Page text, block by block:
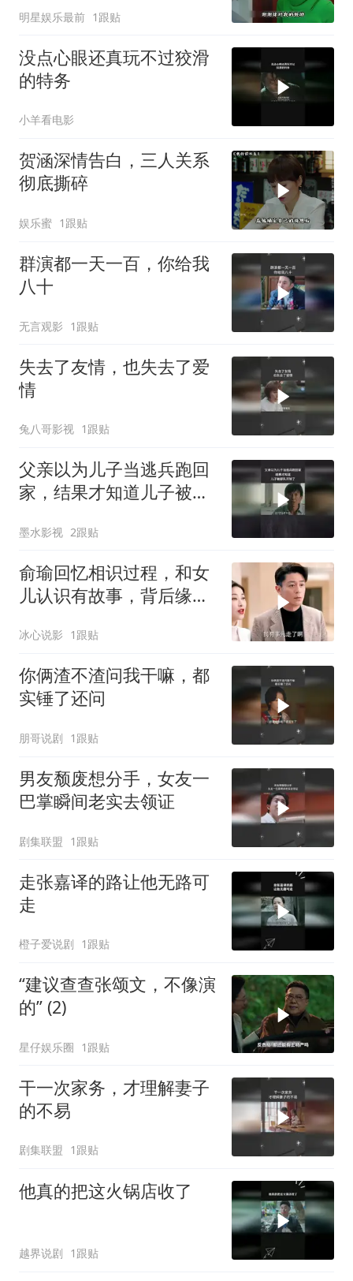
明星娱乐最前 1跟贴
没点心眼还真玩不过狡滑
的特务
小羊看电影
贺涵深情告白，三人关系
彻底撕碎
娱乐蜜 1跟贴
群演都一天一百，你给我
八十
无言观影 1跟贴
失去了友情，也失去了爱
情
兔八哥影视 1跟贴
父亲以为儿子当逃兵跑回
家，结果才知道儿子被部
墨水影视 2跟贴
俞瑜回忆相识过程，和女
儿认识有故事，背后缘由
冰心说影 1跟贴
你俩渣不渣问我干嘛，都
实锤了还问
朋哥说剧 1跟贴
男友颓废想分手，女友一
巴掌瞬间老实去领证
剧集联盟 1跟贴
走张嘉译的路让他无路可
走
橙子爱说剧 1跟贴
“建议查查张颂文，不像演
的” (2)
星仔娱乐圈 1跟贴
干一次家务，才理解妻子
的不易
剧集联盟 1跟贴
他真的把这火锅店收了
越界说剧 1跟贴